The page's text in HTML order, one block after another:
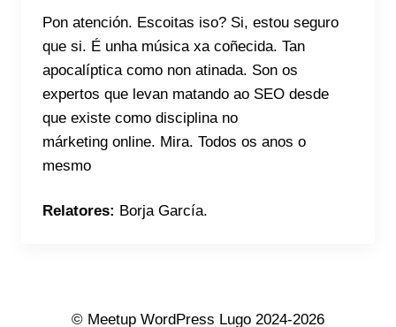
Pon atención. Escoitas iso? Si, estou seguro
que si. É unha música xa coñecida. Tan
apocalíptica como non atinada. Son os
expertos que levan matando ao SEO desde
que existe como disciplina no
márketing online. Mira. Todos os anos o
mesmo
Relatores: Borja García.
© Meetup WordPress Lugo 2024-2026